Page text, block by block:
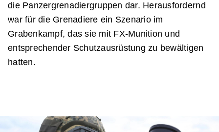
die Panzergrenadiergruppen dar. Herausfordernd
war für die Grenadiere ein Szenario im
Grabenkampf, das sie mit FX-Munition und
entsprechender Schutzausrüstung zu bewältigen
hatten.